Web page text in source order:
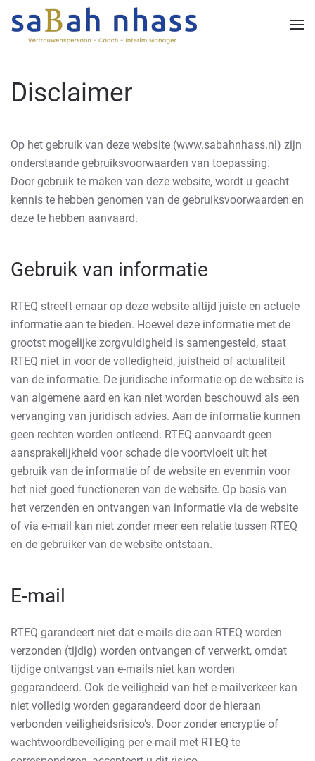
Skip to main content
Disclaimer
Op het gebruik van deze website (www.sabahnhass.nl) zijn
onderstaande gebruiksvoorwaarden van toepassing.
Door gebruik te maken van deze website, wordt u geacht
kennis te hebben genomen van de gebruiksvoorwaarden en
deze te hebben aanvaard.
Gebruik van informatie
RTEQ streeft ernaar op deze website altijd juiste en actuele
informatie aan te bieden. Hoewel deze informatie met de
grootst mogelijke zorgvuldigheid is samengesteld, staat
RTEQ niet in voor de volledigheid, juistheid of actualiteit
van de informatie. De juridische informatie op de website is
van algemene aard en kan niet worden beschouwd als een
vervanging van juridisch advies. Aan de informatie kunnen
geen rechten worden ontleend. RTEQ aanvaardt geen
aansprakelijkheid voor schade die voortvloeit uit het
gebruik van de informatie of de website en evenmin voor
het niet goed functioneren van de website. Op basis van
het verzenden en ontvangen van informatie via de website
of via e-mail kan niet zonder meer een relatie tussen RTEQ
en de gebruiker van de website ontstaan.
E-mail
RTEQ garandeert niet dat e-mails die aan RTEQ worden
verzonden (tijdig) worden ontvangen of verwerkt, omdat
tijdige ontvangst van e-mails niet kan worden
gegarandeerd. Ook de veiligheid van het e-mailverkeer kan
niet volledig worden gegarandeerd door de hieraan
verbonden veiligheidsrisico’s. Door zonder encryptie of
wachtwoordbeveiliging per e-mail met RTEQ te